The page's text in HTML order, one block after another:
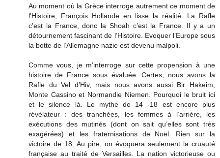
Au moment où la Grèce interroge autrement ce moment de
l’Histoire, François Hollande en lisse la réalité. La Rafle
c’est la France, donc la Shoah c’est la France. Il y a un
détournement fascinant de l’Histoire. Evoquer l’Europe sous
la botte de l’Allemagne nazie est devenu malpoli.
Comme vous, je m’interroge sur cette propension à une
histoire de France sous évaluée. Certes, nous avons la
Rafle du Vel d’Hiv, mais nous avons aussi Bir Hakeim,
Monte Cassino et Normandie Niemen. Pourquoi le bruit ici
et le silence là. Le mythe de 14 -18 est encore plus
révélateur : des tranchées, les femmes à l’arrière, les
exécutions des mutinés (dont on sait qu’elles sont très
exagérées) et les fraternisations de Noël. Rien sur la
victoire de 18. Au pire, on évoquera seulement la cruauté
française au traité de Versailles. La nation victorieuse ou